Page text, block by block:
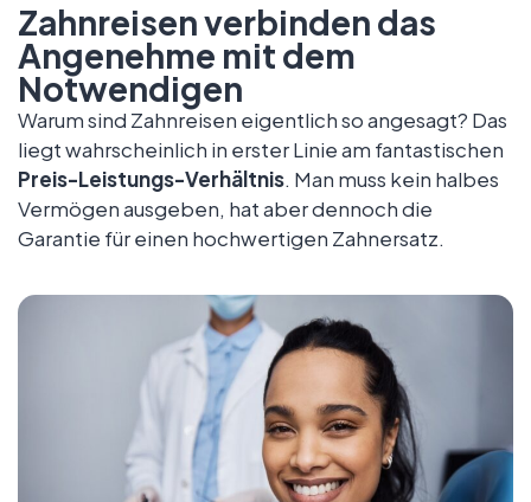
Zahnreisen verbinden das
Angenehme mit dem
Notwendigen
Warum sind Zahnreisen eigentlich so angesagt? Das
liegt wahrscheinlich in erster Linie am fantastischen
Preis-Leistungs-Verhältnis. Man muss kein halbes
Vermögen ausgeben, hat aber dennoch die
Garantie für einen hochwertigen Zahnersatz.